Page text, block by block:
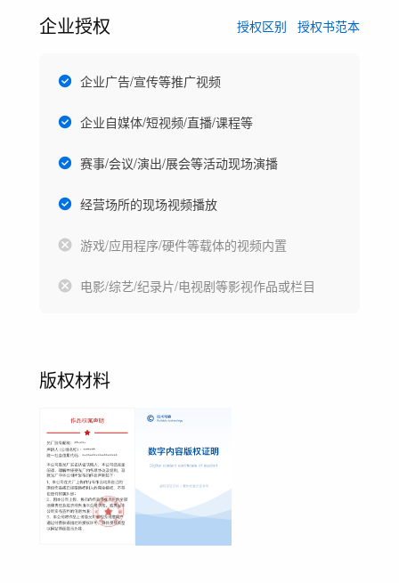
企业授权 授权区别 授权书范本
企业广告/宣传等推广视频
企业自媒体/短视频/直播/课程等
赛事/会议/演出/展会等活动现场演播
经营场所的现场视频播放
游戏/应用程序/硬件等载体的视频内置
电影/综艺/纪录片/电视剧等影视作品或栏目
版权材料